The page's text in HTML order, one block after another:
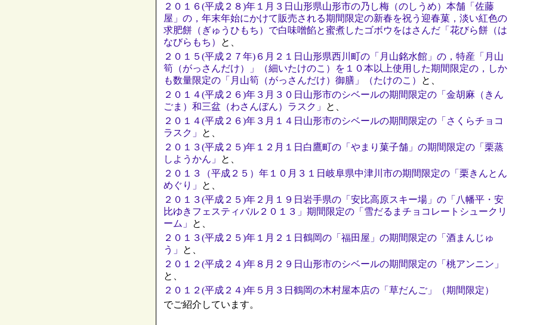
２０１６(平成２８)年１月３日山形県山形市の乃し梅（のしうめ）本舗「佐藤
屋」の，年末年始にかけて販売される期間限定の新春を祝う迎春菓，淡い紅色の
求肥餅（ぎゅうひもち）で白味噌餡と蜜煮したゴボウをはさんだ「花びら餅（は
なびらもち）
と、
２０１５(平成２７年)６月２１日山形県西川町の「月山銘水館」の，特産「月山
筍（がっさんだけ）」（細いたけのこ）を１０本以上使用した期間限定の，しか
も数量限定の「月山筍（がっさんだけ）御膳」（たけのこ）
と、
２０１４(平成２６)年３月３０日山形市のシベールの期間限定の「金胡麻（きん
ごま）和三盆（わさんぼん）ラスク」
と、
２０１４(平成２６)年３月１４日山形市のシベールの期間限定の「さくらチョコ
ラスク」
と、
２０１３(平成２５)年１２月１日白鷹町の「やまり菓子舗」の期間限定の「栗蒸
しようかん」
と、
２０１３（平成２５）年１０月３１日岐阜県中津川市の期間限定の「栗きんとん
めぐり」
と、
２０１３(平成２５)年２月１９日岩手県の「安比高原スキー場」の「八幡平・安
比ゆきフェスティバル２０１３」期間限定の「雪だるまチョコレートシュークリ
ーム」
と、
２０１３(平成２５)年１月２１日鶴岡の「福田屋」の期間限定の「酒まんじゅ
う」
と、
２０１２(平成２４)年８月２９日山形市のシベールの期間限定の「桃アンニン」
と、
２０１２(平成２４)年５月３日鶴岡の木村屋本店の「草だんご」（期間限定）
でご紹介しています。